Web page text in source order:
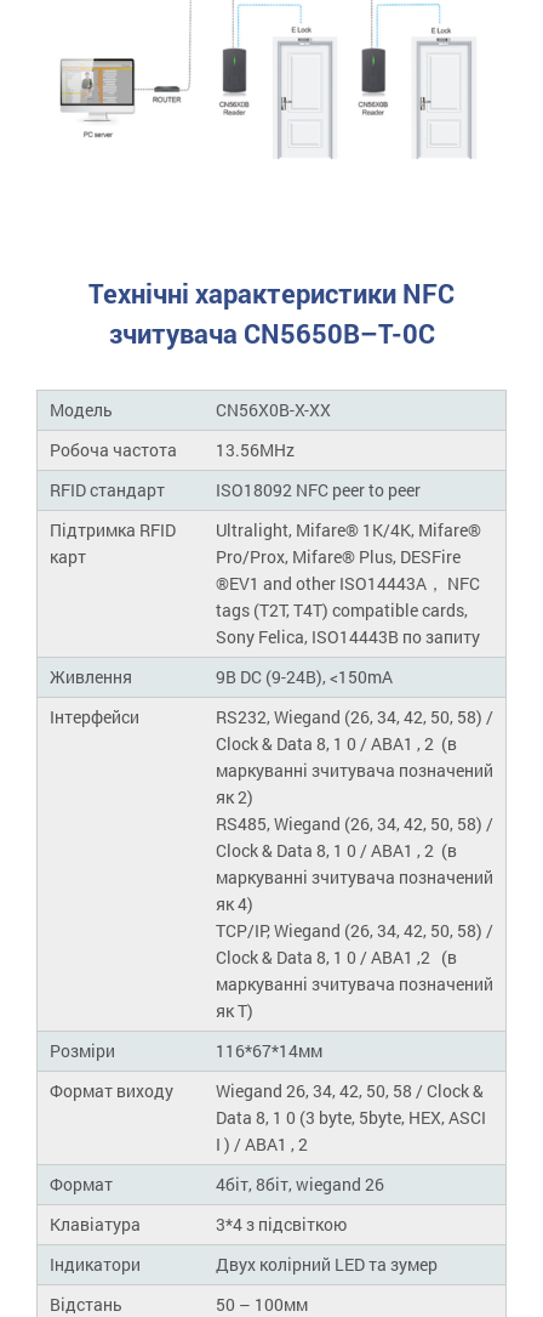
Технічні характеристики NFC
зчитувача CN5650B–T-0C
Модель
CN56X0B-X-XX
Робоча частота
13.56MHz
RFID стандарт
ISO18092 NFC peer to peer
Підтримка RFID
карт
Ultralight, Mifare® 1K/4K, Mifare®
Pro/Prox, Mifare® Plus, DESFire
®EV1 and other ISO14443A， NFC
tags (T2T, T4T) compatible cards,
Sony Felica, ISO14443B по запиту
Живлення
9В DC (9-24В), <150mA
Інтерфейси
RS232, Wiegand (26, 34, 42, 50, 58) /
Clock & Data 8, 1 0 / ABA1 , 2 (в
маркуванні зчитувача позначений
як 2)
RS485, Wiegand (26, 34, 42, 50, 58) /
Clock & Data 8, 1 0 / ABA1 , 2 (в
маркуванні зчитувача позначений
як 4)
TCP/IP, Wiegand (26, 34, 42, 50, 58) /
Clock & Data 8, 1 0 / ABA1 ,2 (в
маркуванні зчитувача позначений
як T)
Розміри
116*67*14мм
Формат виходу
Wiegand 26, 34, 42, 50, 58 / Clock &
Data 8, 1 0 (3 byte, 5byte, HEX, ASCI
I ) / ABA1 , 2
Формат
4біт, 8біт, wiegand 26
Клавіатура
3*4 з підсвіткою
Індикатори
Двух колірний LED та зумер
Відстань
50 – 100мм